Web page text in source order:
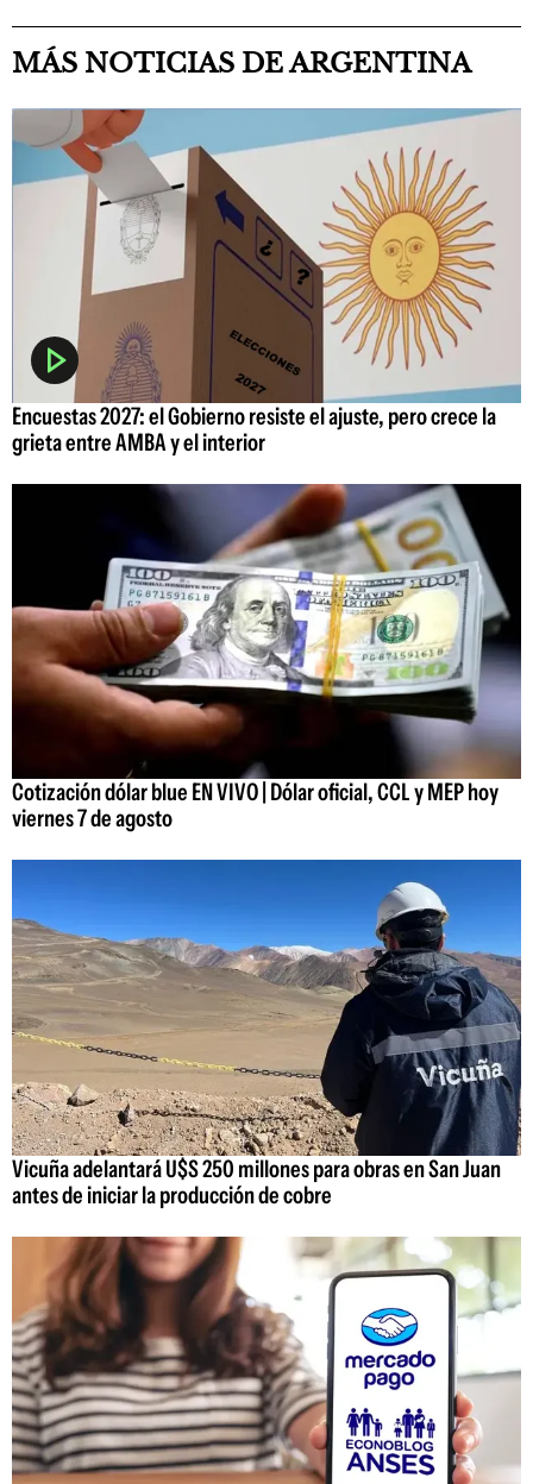
MÁS NOTICIAS DE ARGENTINA
Encuestas 2027: el Gobierno resiste el ajuste, pero crece la
grieta entre AMBA y el interior
Cotización dólar blue EN VIVO | Dólar oficial, CCL y MEP hoy
viernes 7 de agosto
Vicuña adelantará U$S 250 millones para obras en San Juan
antes de iniciar la producción de cobre